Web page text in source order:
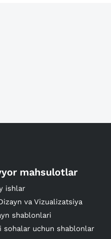
mahsulotlar
ishlar
va Vizualizatsiya
shablonlari
sohalar uchun shablonlar